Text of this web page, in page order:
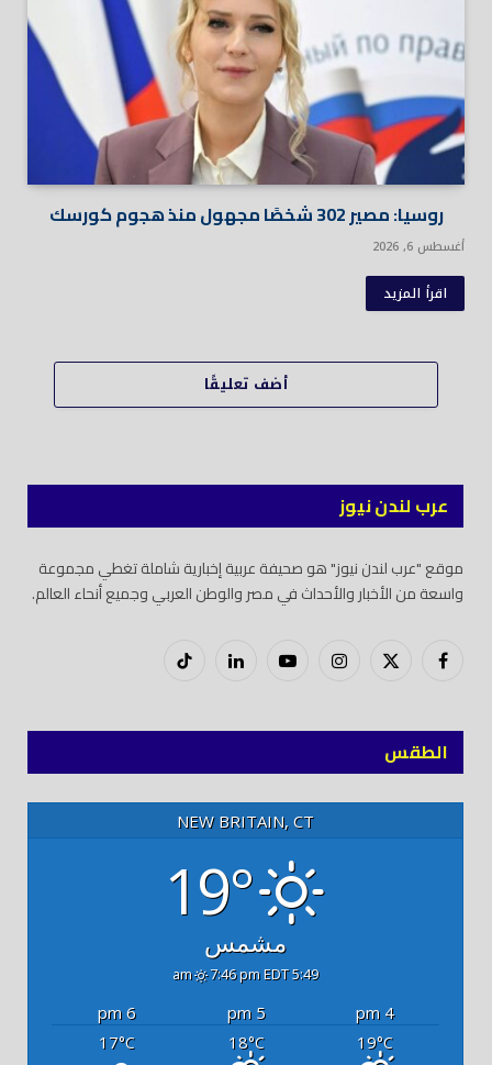
روسيا: مصير 302 شخصًا مجهول منذ هجوم كورسك
أغسطس 6, 2026
اقرأ المزيد
أضف تعليقًا
عرب لندن نيوز
موقع "عرب لندن نيوز" هو صحيفة عربية إخبارية شاملة تغطي مجموعة
واسعة من الأخبار والأحداث في مصر والوطن العربي وجميع أنحاء العالم.
فيسبوكX
إنستغراميوتيوب لينكدود
تيك
الطقس
NEW BRITAIN, CT
19°
مشمس
5:49 am
7:46 pm EDT
4 pm
5 pm
6 pm
19°C
18°C
17°C